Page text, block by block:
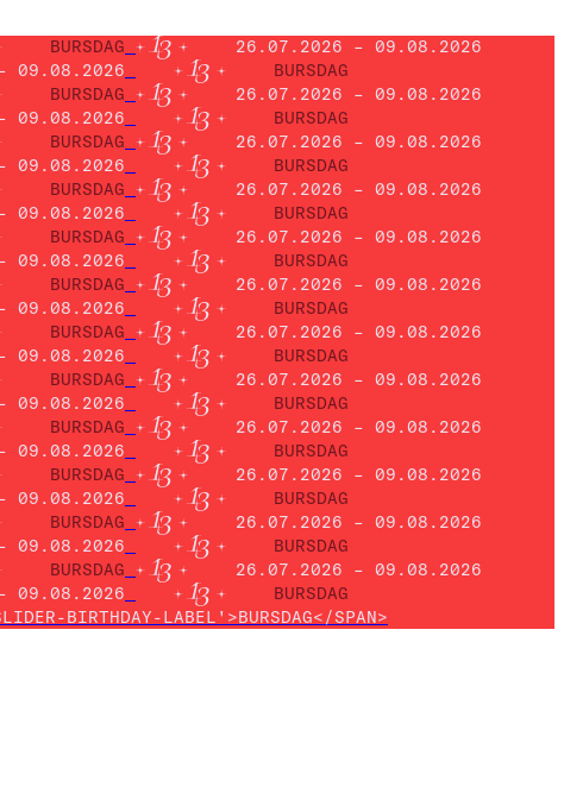
BURSDAG
26.07.2026 – 09.08.2026
09.08.2026
BURSDAG
BURSDAG
26.07.2026 – 09.08.2026
09.08.2026
BURSDAG
BURSDAG
26.07.2026 – 09.08.2026
09.08.2026
BURSDAG
BURSDAG
26.07.2026 – 09.08.2026
09.08.2026
BURSDAG
BURSDAG
26.07.2026 – 09.08.2026
09.08.2026
BURSDAG
BURSDAG
26.07.2026 – 09.08.2026
09.08.2026
BURSDAG
BURSDAG
26.07.2026 – 09.08.2026
09.08.2026
BURSDAG
BURSDAG
26.07.2026 – 09.08.2026
09.08.2026
BURSDAG
BURSDAG
26.07.2026 – 09.08.2026
09.08.2026
BURSDAG
BURSDAG
26.07.2026 – 09.08.2026
09.08.2026
BURSDAG
BURSDAG
26.07.2026 – 09.08.2026
09.08.2026
BURSDAG
BURSDAG
26.07.2026 – 09.08.2026
09.08.2026
BURSDAG
BIRTHDAY-LABEL'>BURSDAG</SPAN>